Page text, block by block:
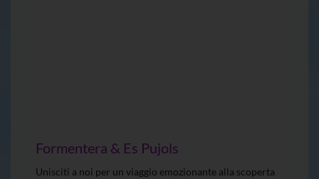
Formentera & Es Pujols
Unisciti a noi per un viaggio emozionante alla scoperta